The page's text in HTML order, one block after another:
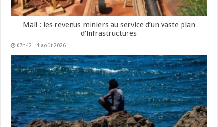
Mali : les revenus miniers au service d’un vaste plan
d’infrastructures
07h42 - 4 août 2026